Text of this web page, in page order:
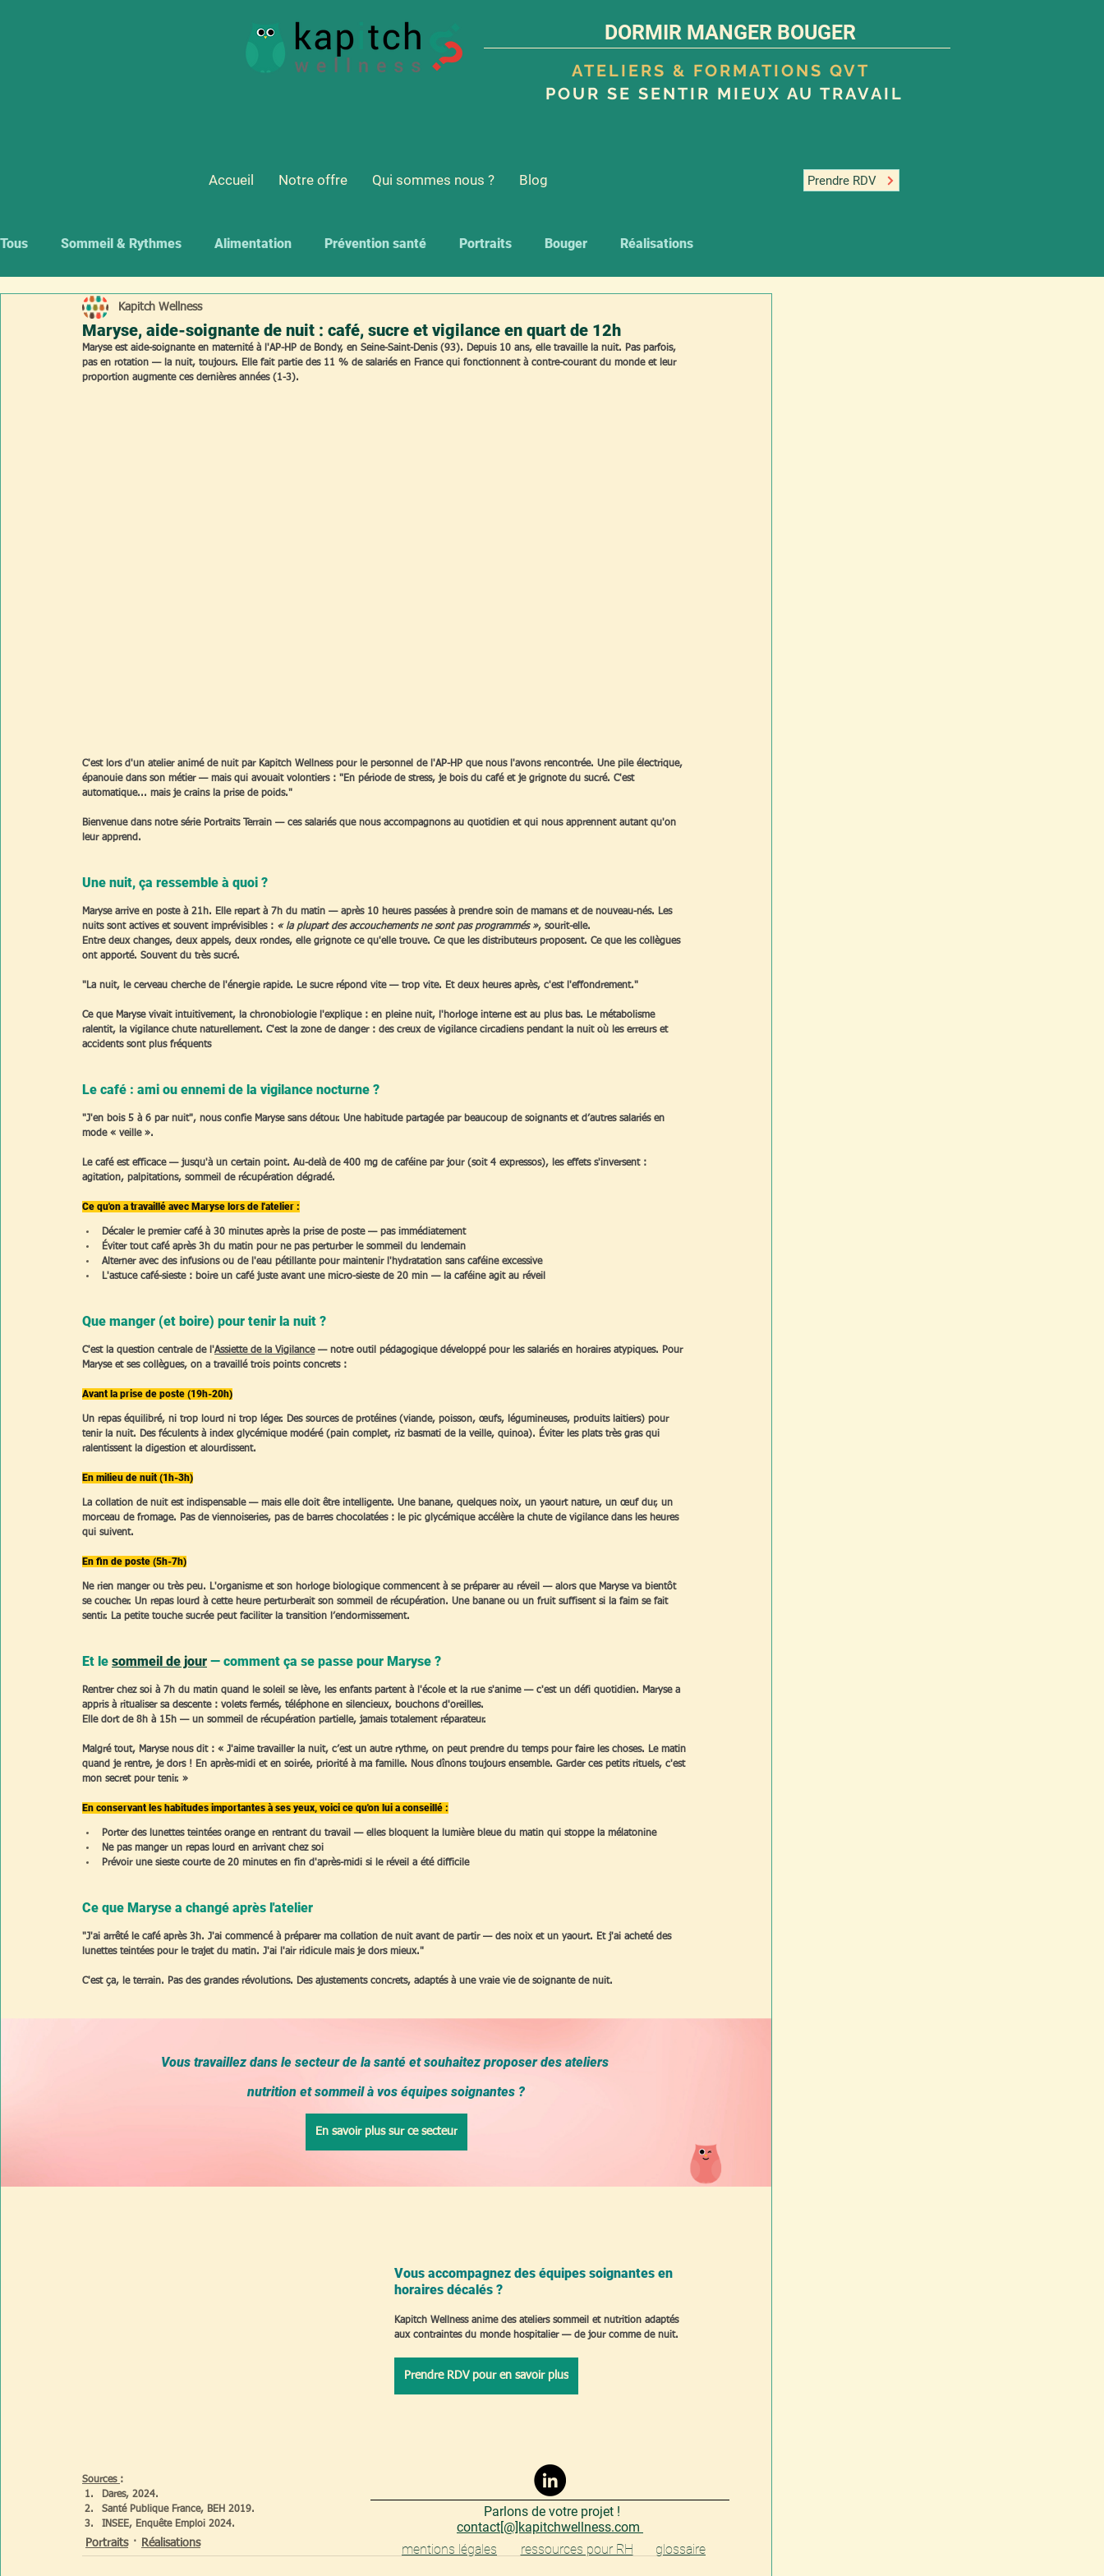
DORMIR MANGER BOUGER
ATELIERS & FORMATIONS QVT
POUR SE SENTIR MIEUX AU TRAVAIL
Accueil Notre offre Qui sommes nous ? Blog Prendre RDV
Tous Sommeil & Rythmes Alimentation Prévention santé Portraits Bouger Réalisations
Maryse, aide-soignante de nuit : café, sucre et vigilance en quart de 12h
Kapitch Wellness
Maryse est aide-soignante en maternité à l'AP-HP de Bondy, en Seine-Saint-Denis (93). Depuis 10 ans, elle travaille la nuit. Pas parfois,
pas en rotation — la nuit, toujours. Elle fait partie des 11 % de salariés en France qui fonctionnent à contre-courant du monde et leur
proportion augmente ces dernières années (1-3).
C'est lors d'un atelier animé de nuit par Kapitch Wellness pour le personnel de l'AP-HP que nous l'avons rencontrée. Une pile électrique,
épanouie dans son métier — mais qui avouait volontiers : "En période de stress, je bois du café et je grignote du sucré. C'est
automatique... mais je crains la prise de poids."
Bienvenue dans notre série Portraits Terrain — ces salariés que nous accompagnons au quotidien et qui nous apprennent autant qu'on
leur apprend.
Une nuit, ça ressemble à quoi ?
Maryse arrive en poste à 21h. Elle repart à 7h du matin — après 10 heures passées à prendre soin de mamans et de nouveau-nés. Les
nuits sont actives et souvent imprévisibles : « la plupart des accouchements ne sont pas programmés », sourit-elle.
Entre deux changes, deux appels, deux rondes, elle grignote ce qu'elle trouve. Ce que les distributeurs proposent. Ce que les collègues
ont apporté. Souvent du très sucré.
"La nuit, le cerveau cherche de l'énergie rapide. Le sucre répond vite — trop vite. Et deux heures après, c'est l'effondrement."
Ce que Maryse vivait intuitivement, la chronobiologie l'explique : en pleine nuit, l'horloge interne est au plus bas. Le métabolisme
ralentit, la vigilance chute naturellement. C'est la zone de danger : des creux de vigilance circadiens pendant la nuit où les erreurs et
accidents sont plus fréquents
Le café : ami ou ennemi de la vigilance nocturne ?
"J'en bois 5 à 6 par nuit", nous confie Maryse sans détour. Une habitude partagée par beaucoup de soignants et d’autres salariés en
mode « veille ».
Le café est efficace — jusqu'à un certain point. Au-delà de 400 mg de caféine par jour (soit 4 expressos), les effets s'inversent :
agitation, palpitations, sommeil de récupération dégradé.
Ce qu'on a travaillé avec Maryse lors de l'atelier :
Décaler le premier café à 30 minutes après la prise de poste — pas immédiatement
Éviter tout café après 3h du matin pour ne pas perturber le sommeil du lendemain
Alterner avec des infusions ou de l'eau pétillante pour maintenir l'hydratation sans caféine excessive
L'astuce café-sieste : boire un café juste avant une micro-sieste de 20 min — la caféine agit au réveil
Que manger (et boire) pour tenir la nuit ?
C'est la question centrale de l'Assiette de la Vigilance — notre outil pédagogique développé pour les salariés en horaires atypiques. Pour
Maryse et ses collègues, on a travaillé trois points concrets :
Avant la prise de poste (19h-20h)
Un repas équilibré, ni trop lourd ni trop léger. Des sources de protéines (viande, poisson, œufs, légumineuses, produits laitiers) pour
tenir la nuit. Des féculents à index glycémique modéré (pain complet, riz basmati de la veille, quinoa). Éviter les plats très gras qui
ralentissent la digestion et alourdissent.
En milieu de nuit (1h-3h)
La collation de nuit est indispensable — mais elle doit être intelligente. Une banane, quelques noix, un yaourt nature, un œuf dur, un
morceau de fromage. Pas de viennoiseries, pas de barres chocolatées : le pic glycémique accélère la chute de vigilance dans les heures
qui suivent.
En fin de poste (5h-7h)
Ne rien manger ou très peu. L'organisme et son horloge biologique commencent à se préparer au réveil — alors que Maryse va bientôt
se coucher. Un repas lourd à cette heure perturberait son sommeil de récupération. Une banane ou un fruit suffisent si la faim se fait
sentir. La petite touche sucrée peut faciliter la transition l’endormissement.
Et le sommeil de jour — comment ça se passe pour Maryse ?
Rentrer chez soi à 7h du matin quand le soleil se lève, les enfants partent à l'école et la rue s'anime — c'est un défi quotidien. Maryse a
appris à ritualiser sa descente : volets fermés, téléphone en silencieux, bouchons d'oreilles.
Elle dort de 8h à 15h — un sommeil de récupération partielle, jamais totalement réparateur.
Malgré tout, Maryse nous dit : « J'aime travailler la nuit, c’est un autre rythme, on peut prendre du temps pour faire les choses. Le matin
quand je rentre, je dors ! En après-midi et en soirée, priorité à ma famille. Nous dînons toujours ensemble. Garder ces petits rituels, c'est
mon secret pour tenir. »
En conservant les habitudes importantes à ses yeux, voici ce qu'on lui a conseillé :
Porter des lunettes teintées orange en rentrant du travail — elles bloquent la lumière bleue du matin qui stoppe la mélatonine
Ne pas manger un repas lourd en arrivant chez soi
Prévoir une sieste courte de 20 minutes en fin d'après-midi si le réveil a été difficile
Ce que Maryse a changé après l'atelier
"J'ai arrêté le café après 3h. J'ai commencé à préparer ma collation de nuit avant de partir — des noix et un yaourt. Et j'ai acheté des
lunettes teintées pour le trajet du matin. J'ai l'air ridicule mais je dors mieux."
C'est ça, le terrain. Pas des grandes révolutions. Des ajustements concrets, adaptés à une vraie vie de soignante de nuit.
Vous travaillez dans le secteur de la santé et souhaitez proposer des ateliers
nutrition et sommeil à vos équipes soignantes ?
En savoir plus sur ce secteur
Vous accompagnez des équipes soignantes en
horaires décalés ?
Kapitch Wellness anime des ateliers sommeil et nutrition adaptés
aux contraintes du monde hospitalier — de jour comme de nuit.
Prendre RDV pour en savoir plus
Sources :
Dares, 2024.
Santé Publique France, BEH 2019.
INSEE, Enquête Emploi 2024.
Portraits Réalisations
Parlons de votre projet !
contact[@]kapitchwellness.com
mentions légales
glossaire
ressources pour RH